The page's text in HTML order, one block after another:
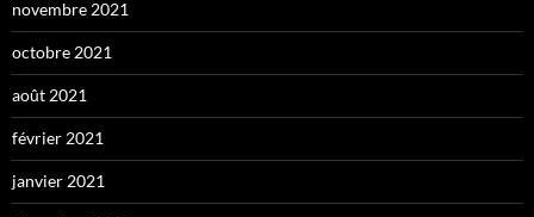
novembre 2021
octobre 2021
août 2021
février 2021
janvier 2021